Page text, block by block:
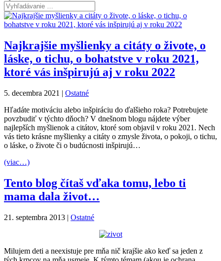
Najkrajšie myšlienky a citáty o živote, o
láske, o tichu, o bohatstve v roku 2021,
ktoré vás inšpirujú aj v roku 2022
5. decembra 2021 | Ostatné
Hľadáte motiváciu alebo inšpiráciu do ďalšieho roka? Potrebujete
povzbudiť v týchto dňoch? V dnešnom blogu nájdete výber
najlepších myšlienok a citátov, ktoré som objavil v roku 2021. Nech
vás tieto krásne myšlienky a citáty o zmysle života, o pokoji, o tichu,
o láske, o živote či o budúcnosti inšpirujú…
(viac…)
Tento blog čítaš vďaka tomu, lebo ti
mama dala život…
21. septembra 2013 | Ostatné
Milujem deti a neexistuje pre mňa nič krajšie ako keď sa jeden z